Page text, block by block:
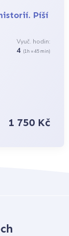
Píší
Vyuč. hodin:
4 (1h = 45 min)
1 750 Kč